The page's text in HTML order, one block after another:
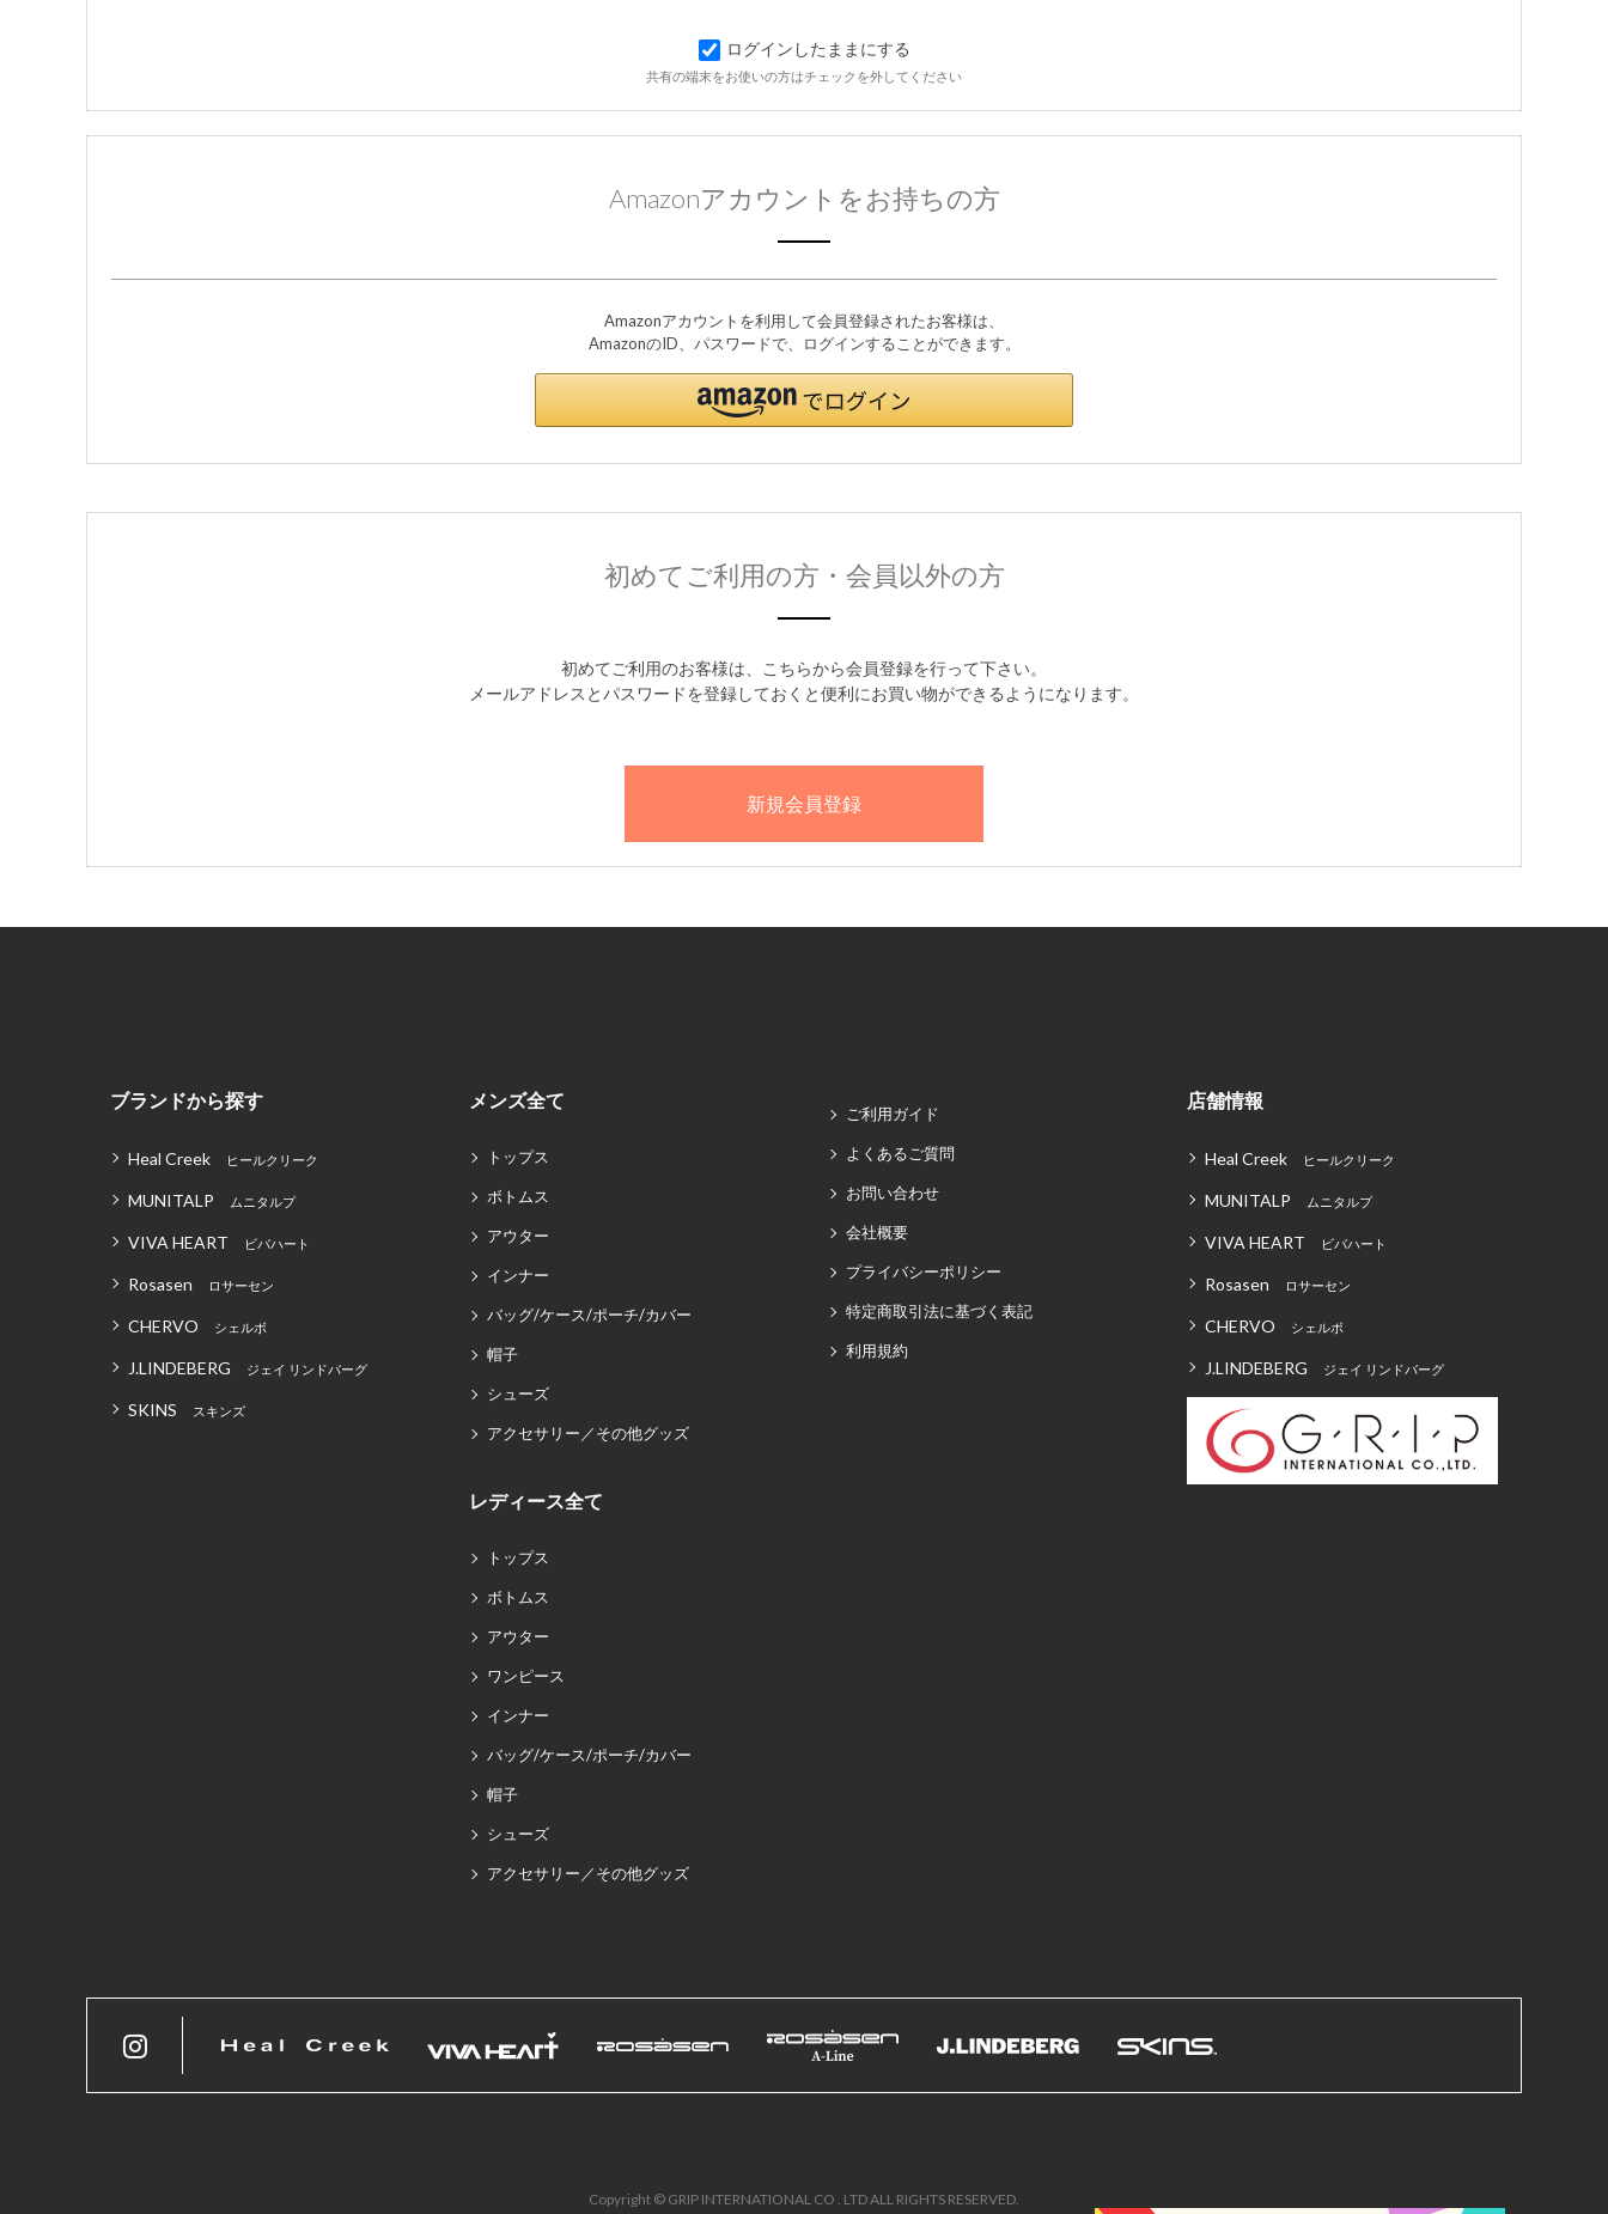
ログインしたままにする
共有の端末をお使いの方はチェックを外してください
Amazonアカウントをお持ちの方
Amazonアカウントを利用して会員登録されたお客様は、
AmazonのID、パスワードで、ログインすることができます。
初めてご利用の方・会員以外の方
初めてご利用のお客様は、こちらから会員登録を行って下さい。
メールアドレスとパスワードを登録しておくと便利にお買い物ができるようになります。
ブランドから探す
Heal Creek ヒールクリーク
MUNITALP ムニタルプ
VIVA HEART ビバハート
Rosasen ロサーセン
CHERVO シェルボ
J.LINDEBERG ジェイ リンドバーグ
SKINS スキンズ
メンズ全て
トップス
ボトムス
アウター
インナー
バッグ/ケース/ポーチ/カバー
帽子
シューズ
アクセサリー／その他グッズ
レディース全て
トップス
ボトムス
アウター
ワンピース
インナー
バッグ/ケース/ポーチ/カバー
帽子
シューズ
アクセサリー／その他グッズ
ご利用ガイド
よくあるご質問
お問い合わせ
会社概要
プライバシーポリシー
特定商取引法に基づく表記
利用規約
店舗情報
Heal Creek ヒールクリーク
MUNITALP ムニタルプ
VIVA HEART ビバハート
Rosasen ロサーセン
CHERVO シェルボ
J.LINDEBERG ジェイ リンドバーグ
Copyright © GRIP INTERNATIONAL CO . LTD ALL RIGHTS RESERVED.